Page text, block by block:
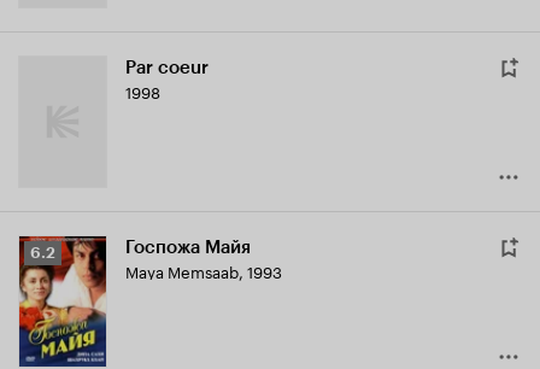
Par coeur
1998
Рейтинг
Кинопоиска
6.2
6.2 Госпожа Майя
Maya Memsaab, 1993